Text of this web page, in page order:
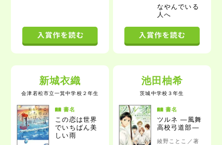
なやんでいる
人へ
新城衣織
会津若松市立一箕中学校 ２年生
書名
この恋は世界
でいちばん美
しい雨
池田柚希
茨城中学校 ３年生
書名
ツルネ ―風舞
高校弓道部―
綾野ことこ／著